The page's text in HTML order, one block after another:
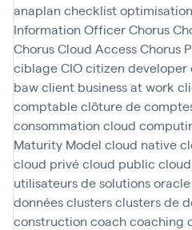
anaplan checklist
Information OfficerChorus
Chorus Cloud AccessChorus
ciblageCIOcitizen developer
bawclient business at work
comptableclôture de
consommation cloud
Maturity Model cloud native
cloud privécloud public
utilisateurs de solutions oracle
donnéesclustersclusters de
construction coachcoaching